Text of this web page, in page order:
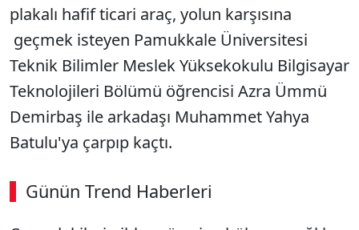
plakalı hafif ticari araç, yolun karşısına
geçmek isteyen Pamukkale Üniversitesi
Teknik Bilimler Meslek Yüksekokulu Bilgisayar
Teknolojileri Bölümü öğrencisi Azra Ümmü
Demirbaş ile arkadaşı Muhammet Yahya
Batulu'ya çarpıp kaçtı.
Günün Trend Haberleri
00:02 / 09:15